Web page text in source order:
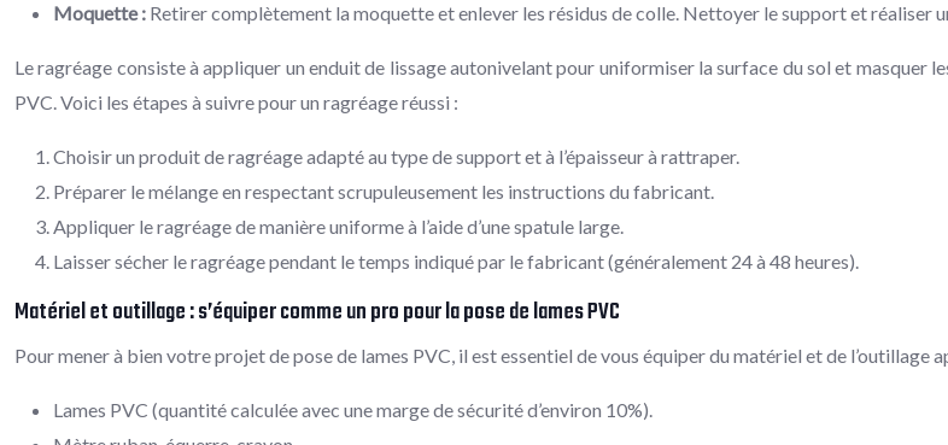
Moquette : Retirer complètement la moquette et enlever les résidus de colle. Nettoyer le support et réaliser
Le ragréage consiste à appliquer un enduit de lissage autonivelant pour uniformiser la surface du sol et masquer
PVC. Voici les étapes à suivre pour un ragréage réussi :
Choisir un produit de ragréage adapté au type de support et à l’épaisseur à rattraper.
Préparer le mélange en respectant scrupuleusement les instructions du fabricant.
Appliquer le ragréage de manière uniforme à l’aide d’une spatule large.
Laisser sécher le ragréage pendant le temps indiqué par le fabricant (généralement 24 à 48 heures).
Matériel et outillage : s’équiper comme un pro pour la pose de lames PVC
Pour mener à bien votre projet de pose de lames PVC, il est essentiel de vous équiper du matériel et de l’outillage
Lames PVC (quantité calculée avec une marge de sécurité d’environ 10%).